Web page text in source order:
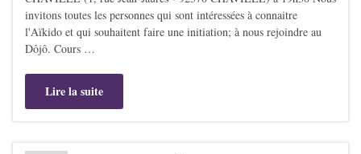
invitons toutes les personnes qui sont intéressées à connaitre
l'Aïkido et qui souhaitent faire une initiation; à nous rejoindre au
Dôjô. Cours …
Lire la suite